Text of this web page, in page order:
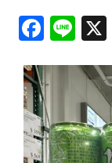
Fa
bo
ok
Li